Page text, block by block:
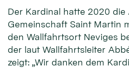
Der Kardinal hatte 2020 die
Gemeinschaft Saint Martin
den Wallfahrtsort Neviges
der laut Wallfahrtsleiter
zeigt: „Wir danken dem